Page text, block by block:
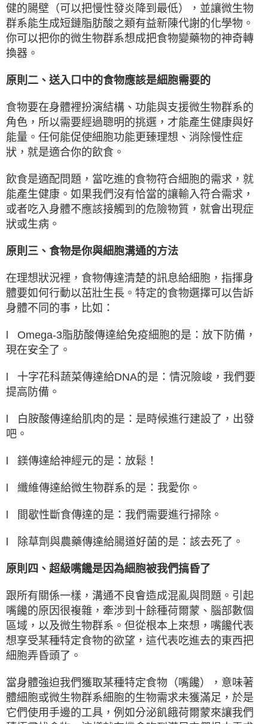
健的腸壁（可以把慢性發炎降到最低），並讓微生物
群系能生成短鏈脂肪酸之類有益新陳代謝的化學物。
你可以把你的微生物群系想成把食物變藥物的神奇轉
換器。
原則二、送入口中的食物應該是細胞需要的
食物要在身體裡扮演結構、功能與支援微生物群系的
角色，所以需要經過聰明的挑選，才能產生健康與好
能量。任何能促使細胞功能更臻理想、消除慢性症
狀，就是適合你的飲食。
飲食是適配問題，當吃進的食物符合細胞的需求，就
能產生健康。如果我們沒有恰當的讓輸入符合需求，
或者吃入身體不應該接觸到的危險物質，就會出現症
狀或生病。
原則三、食物是你與細胞溝通的方法
在理想狀況裡，食物傳達清楚的訊息給細胞，指揮身
體要如何行動以茁壯生長。特定的食物選擇可以告訴
身體不同的事，比如：
l Omega-3脂肪酸傳達給免疫細胞的是：放下防備，
現在安全了。
l 十字花科蔬菜傳達給DNA的是：情況險峻，我們要
提高防備。
l 白胺酸傳達給肌肉的是：是時候進行建設了，出發
吧。
l 鎂傳達給神經元的是：放鬆！
l 纖維傳達給微生物群系的是：我愛你。
l 間歇性斷食傳達的是：我們需要進行掃除。
l 除草劑與農藥傳達給腸道好菌的是：該去死了。
原則四、超級嘴饞是因為細胞被我們搞昏了
跟所有關係一樣，溝通不良會造成混亂與問題。引起
嘴饞的原因很複雜，牽涉到十餘種荷爾蒙、腦部數個
區域，以及微生物群系。但從根本上來想，嘴饞代表
想享受某種特定食物的欲望，這代表吃進去的東西把
細胞弄昏頭了。
當身體強迫我們獲取某種特定食物（嘴饞），意味著
體細胞或微生物群系細胞的生物需求未獲滿足，於是
它們使用手邊的工具，例如分泌飢餓荷爾蒙來讓我們